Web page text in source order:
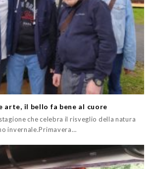
arte, il bello fa bene al cuore
che celebra il risveglio della natura
invernale.Primavera…